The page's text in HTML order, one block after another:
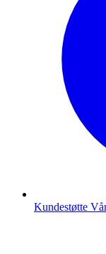
Kundestøtte